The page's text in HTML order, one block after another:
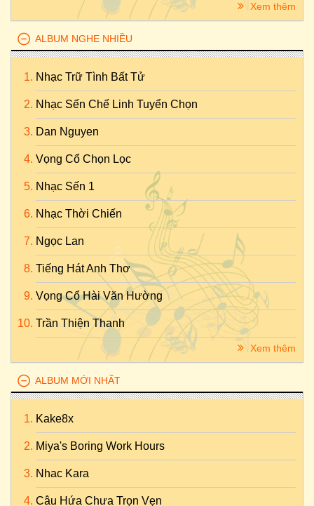
Xem thêm
ALBUM NGHE NHIỀU
Nhạc Trữ Tình Bất Tử
Nhạc Sến Chế Linh Tuyển Chọn
Dan Nguyen
Vọng Cổ Chọn Lọc
Nhạc Sến 1
Nhạc Thời Chiến
Ngọc Lan
Tiếng Hát Anh Thơ
Vọng Cổ Hài Văn Hường
Trần Thiện Thanh
Xem thêm
ALBUM MỚI NHẤT
Kake8x
Miya's Boring Work Hours
Nhac Kara
Câu Hứa Chưa Trọn Vẹn